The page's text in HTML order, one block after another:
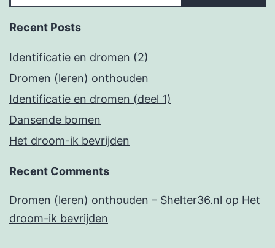
Recent Posts
Identificatie en dromen (2)
Dromen (leren) onthouden
Identificatie en dromen (deel 1)
Dansende bomen
Het droom-ik bevrijden
Recent Comments
Dromen (leren) onthouden – Shelter36.nl op Het
droom-ik bevrijden